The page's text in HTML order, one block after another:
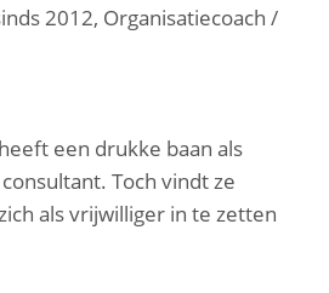
2012, Organisatiecoach /
een drukke baan als
Toch vindt ze
als vrijwilliger in te zetten